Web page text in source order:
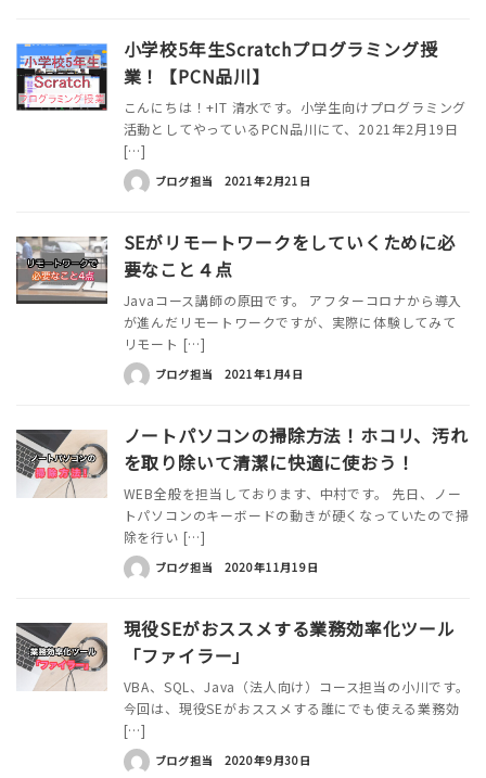
小学校5年生Scratchプログラミング授
業！【PCN品川】
こんにちは！+IT 清水です。小学生向けプログラミング
活動としてやっているPCN品川にて、2021年2月19日
[…]
ブログ担当 2021年2月21日
SEがリモートワークをしていくために必
要なこと４点
Javaコース講師の原田です。 アフターコロナから導入
が進んだリモートワークですが、実際に体験してみて
リモート […]
ブログ担当 2021年1月4日
ノートパソコンの掃除方法！ホコリ、汚れ
を取り除いて清潔に快適に使おう！
WEB全般を担当しております、中村です。 先日、ノー
トパソコンのキーボードの動きが硬くなっていたので掃
除を行い […]
ブログ担当 2020年11月19日
現役SEがおススメする業務効率化ツール
「ファイラー」
VBA、SQL、Java（法人向け）コース担当の小川です。
今回は、現役SEがおススメする誰にでも使える業務効
[…]
ブログ担当 2020年9月30日